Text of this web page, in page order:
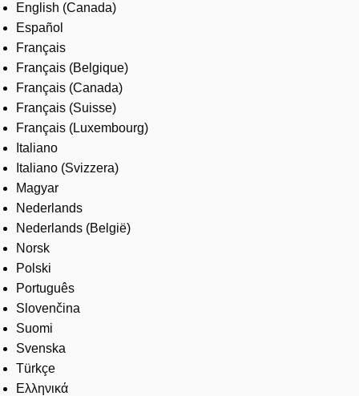
English (Canada)
Español
Français
Français (Belgique)
Français (Canada)
Français (Suisse)
Français (Luxembourg)
Italiano
Italiano (Svizzera)
Magyar
Nederlands
Nederlands (België)
Norsk
Polski
Português
Slovenčina
Suomi
Svenska
Türkçe
Ελληνικά